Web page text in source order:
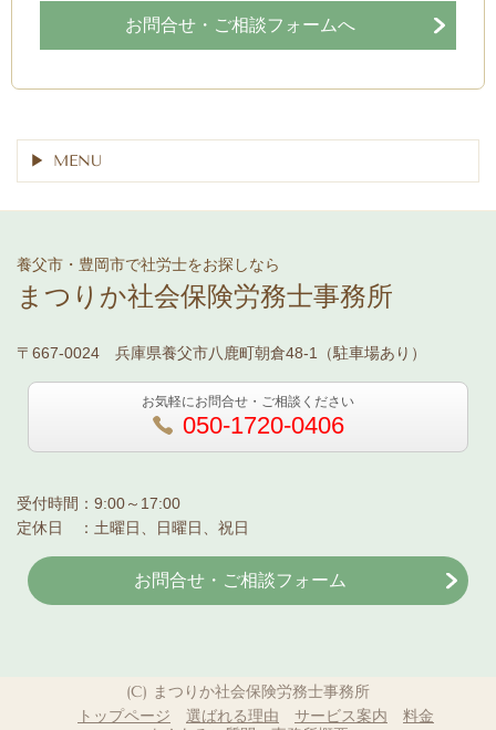
お問合せ・ご相談フォームへ
MENU
養父市・豊岡市で社労士をお探しなら
まつりか社会保険労務士事務所
〒667-0024 兵庫県養父市八鹿町朝倉48-1（駐車場あり）
お気軽にお問合せ・ご相談ください
050-1720-0406
受付時間：9:00～17:00
定休日 ：土曜日、日曜日、祝日
お問合せ・ご相談フォーム
(C) まつりか社会保険労務士事務所
トップページ
選ばれる理由 サービス案内
料金